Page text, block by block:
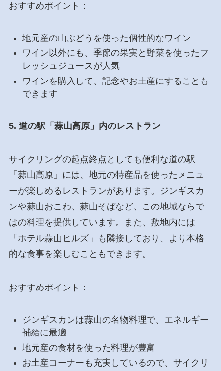
おすすめポイント：
地元産の山ぶどうを使った個性的なワイン
ワイン以外にも、季節の果実と野菜を使ったフ
レッシュジュースが人気
ワインを購入して、記念やお土産にすることも
できます
5. 道の駅「蒜山高原」内のレストラン
サイクリングの起点終点としても便利な道の駅
「蒜山高原」には、地元の特産品を使ったメニュ
ーが楽しめるレストランがあります。ジンギスカ
ンや蒜山おこわ、蒜山そばなど、この地域ならで
はの料理を提供しています。また、敷地内には
「ホテル蒜山ヒルズ」も隣接しており、より本格
的な食事を楽しむこともできます。
おすすめポイント：
ジンギスカンは蒜山の名物料理で、エネルギー
補給に最適
地元産の食材を使った料理が豊富
お土産コーナーも充実しているので、サイクリ